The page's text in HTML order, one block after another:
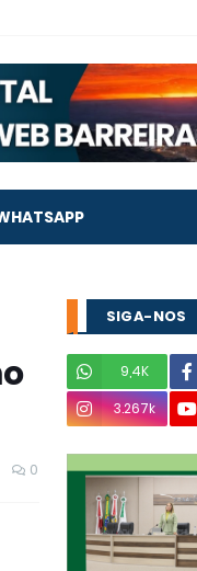
0
SIGA-NOS
9,4K
3.267k